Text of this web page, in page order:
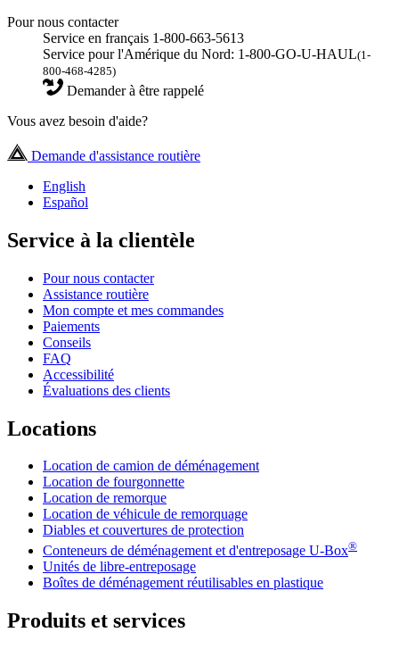
Pour nous contacter
Service en français 1-800-663-5613
Service pour l'Amérique du Nord: 1-800-GO-U-HAUL(1-
800-468-4285)
Demander à être rappelé
Vous avez besoin d'aide?
Demande d'assistance routière
English
Español
Service à la clientèle
Pour nous contacter
Assistance routière
Mon compte et mes commandes
Paiements
Conseils
FAQ
Accessibilité
Évaluations des clients
Locations
Location de camion de déménagement
Location de fourgonnette
Location de remorque
Location de véhicule de remorquage
Diables et couvertures de protection
Conteneurs de déménagement et d'entreposage U-Box®
Unités de libre-entreposage
Boîtes de déménagement réutilisables en plastique
Produits et services